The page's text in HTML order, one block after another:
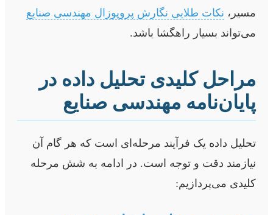
مسیر، نکات طلایی نگارش پروپوزال مهندسی صنایع
می‌تواند بسیار راهگشا باشد.
مراحل کلیدی تحلیل داده در
پایان‌نامه مهندسی صنایع
تحلیل داده یک فرآیند مرحله‌ای است که هر گام آن
نیازمند دقت و توجه است. در ادامه به شش مرحله
کلیدی می‌پردازیم: